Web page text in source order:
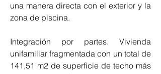
una manera directa con el exterior y la
zona de piscina.
Integración por partes. Vivienda
unifamiliar fragmentada con un total de
141,51 m2 de superficie de techo más